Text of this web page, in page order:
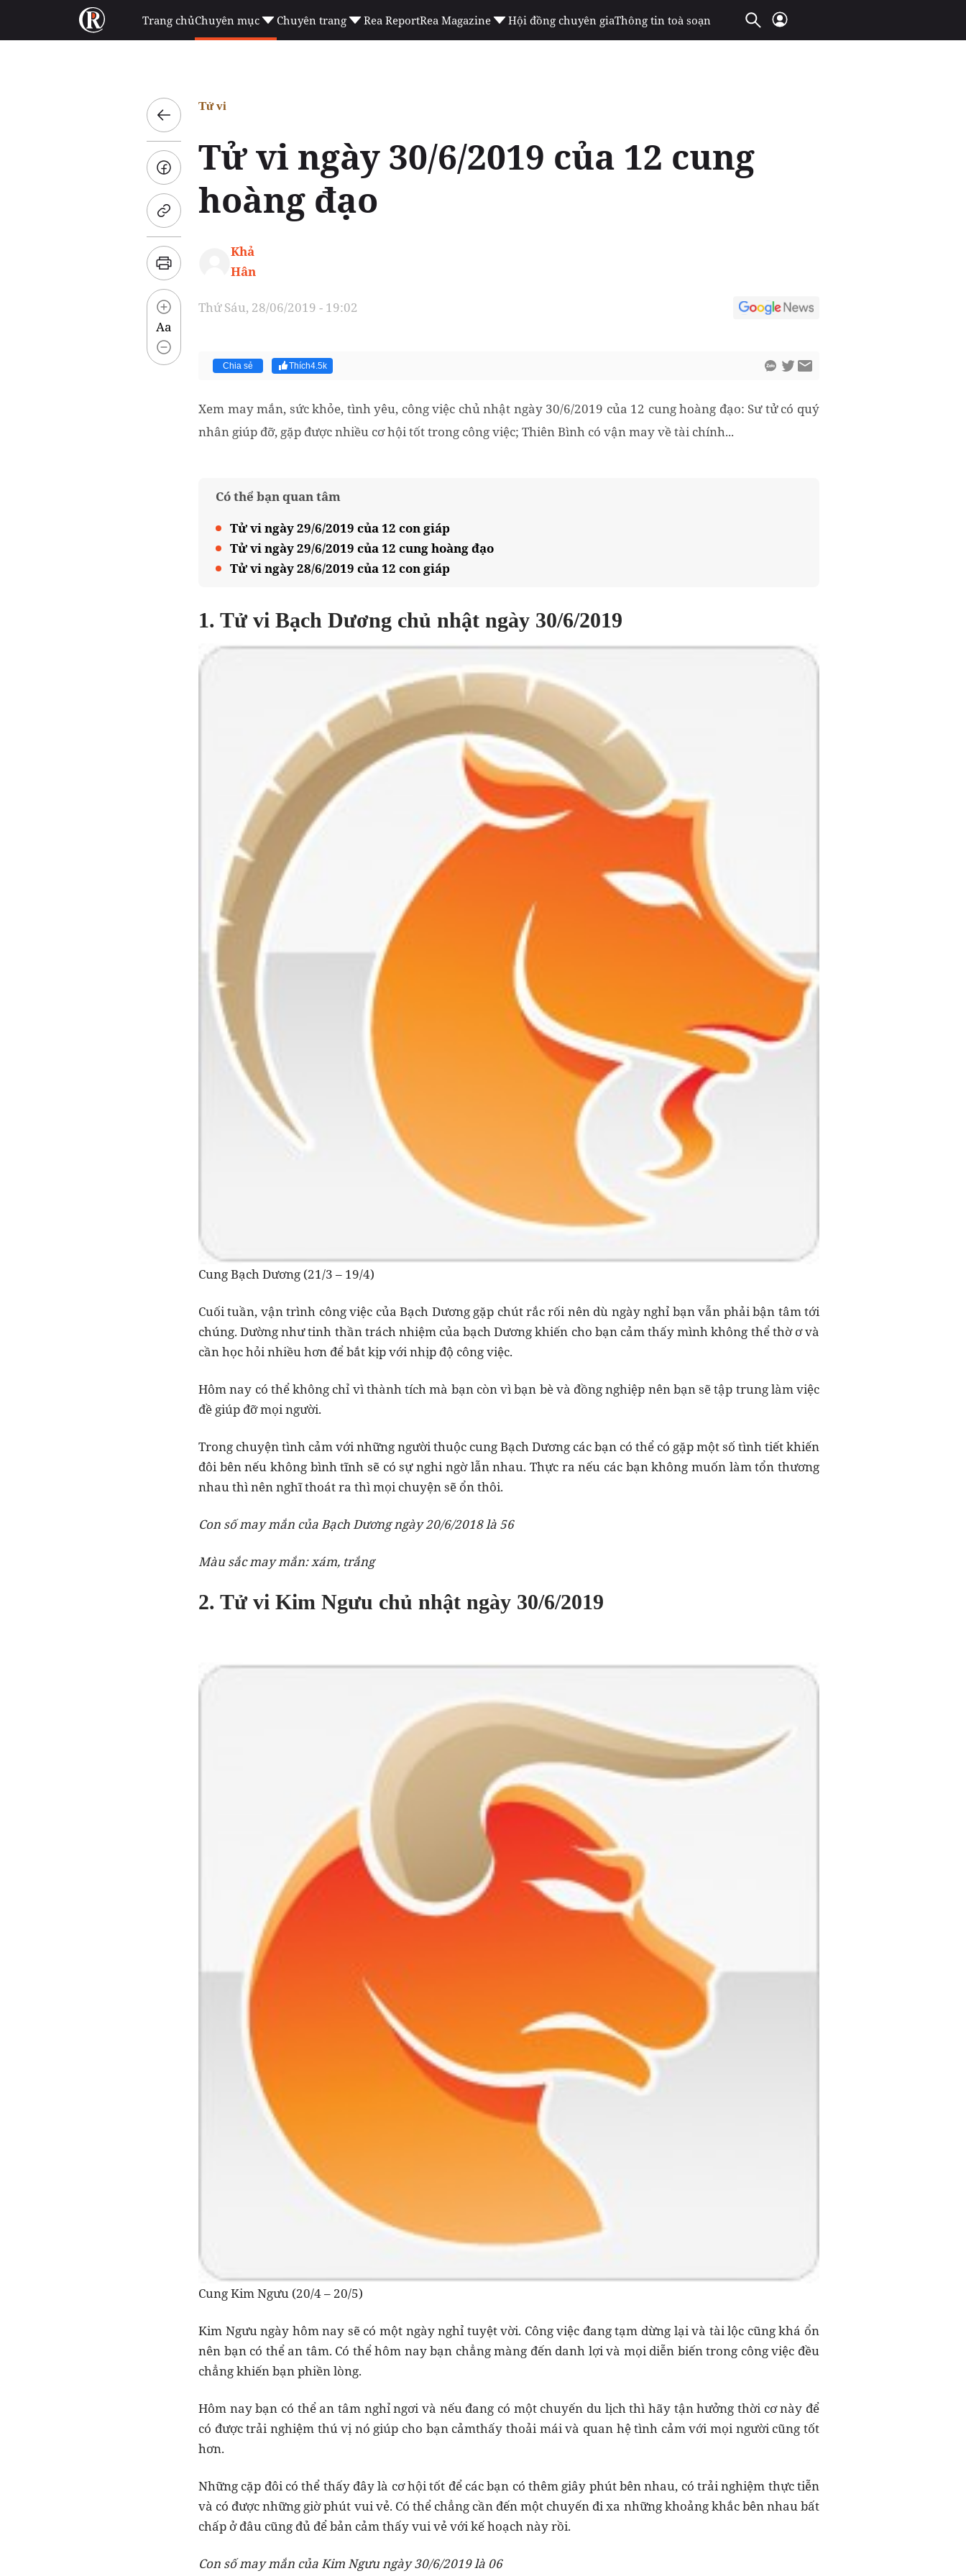
Trang chủChuyên mục Chuyên trang Rea ReportRea Magazine Hội đồng chuyên giaThông tin toà soạn
Aa
Tử vi
Tử vi ngày 30/6/2019 của 12 cung
hoàng đạo
Khả
Hân
Thứ Sáu, 28/06/2019 - 19:02
Chia sẻ Thích4.5k
Xem may mắn, sức khỏe, tình yêu, công việc chủ nhật ngày 30/6/2019 của 12 cung hoàng đạo: Sư tử có quý
nhân giúp đỡ, gặp được nhiều cơ hội tốt trong công việc; Thiên Bình có vận may về tài chính...
Có thể bạn quan tâm
Tử vi ngày 29/6/2019 của 12 con giáp
Tử vi ngày 29/6/2019 của 12 cung hoàng đạo
Tử vi ngày 28/6/2019 của 12 con giáp
1. Tử vi Bạch Dương chủ nhật ngày 30/6/2019
Cung Bạch Dương (21/3 – 19/4)
Cuối tuần, vận trình công việc của Bạch Dương gặp chút rắc rối nên dù ngày nghỉ bạn vẫn phải bận tâm tới
chúng. Dường như tinh thần trách nhiệm của bạch Dương khiến cho bạn cảm thấy mình không thể thờ ơ và
cần học hỏi nhiều hơn để bắt kịp với nhịp độ công việc.
Hôm nay có thể không chỉ vì thành tích mà bạn còn vì bạn bè và đồng nghiệp nên bạn sẽ tập trung làm việc
đề giúp đỡ mọi người.
Trong chuyện tình cảm với những người thuộc cung Bạch Dương các bạn có thể có gặp một số tình tiết khiến
đôi bên nếu không bình tĩnh sẽ có sự nghi ngờ lẫn nhau. Thực ra nếu các bạn không muốn làm tổn thương
nhau thì nên nghĩ thoát ra thì mọi chuyện sẽ ổn thôi.
Con số may mắn của Bạch Dương ngày 20/6/2018 là 56
Màu sắc may mắn: xám, trắng
2. Tử vi Kim Ngưu chủ nhật ngày 30/6/2019
Cung Kim Ngưu (20/4 – 20/5)
Kim Ngưu ngày hôm nay sẽ có một ngày nghỉ tuyệt vời. Công việc đang tạm dừng lại và tài lộc cũng khá ổn
nên bạn có thể an tâm. Có thể hôm nay bạn chẳng màng đến danh lợi và mọi diễn biến trong công việc đều
chẳng khiến bạn phiền lòng.
Hôm nay bạn có thể an tâm nghỉ ngơi và nếu đang có một chuyến du lịch thì hãy tận hưởng thời cơ này để
có được trải nghiệm thú vị nó giúp cho bạn cảmthấy thoải mái và quan hệ tình cảm với mọi người cũng tốt
hơn.
Những cặp đôi có thể thấy đây là cơ hội tốt để các bạn có thêm giây phút bên nhau, có trải nghiệm thực tiễn
và có được những giờ phút vui vẻ. Có thể chẳng cần đến một chuyến đi xa những khoảng khắc bên nhau bất
chấp ở đâu cũng đủ để bản cảm thấy vui vẻ với kế hoạch này rồi.
Con số may mắn của Kim Ngưu ngày 30/6/2019 là 06